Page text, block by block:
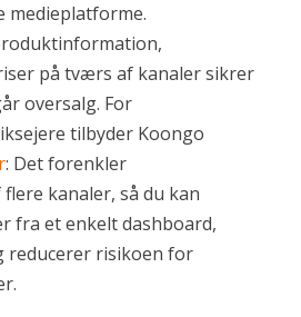
medieplatforme.
på tværs af kanaler sikrer
oversalg. For
tilbyder Koongo
: Det forenkler
kanaler, så du kan
fra et enkelt dashboard,
reducerer risikoen for